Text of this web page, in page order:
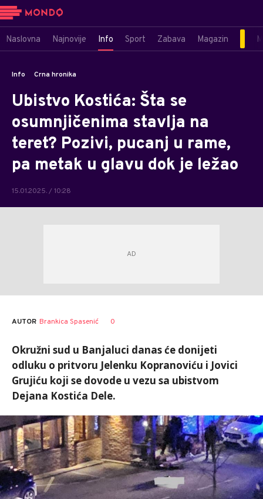
Naslovna Najnovije Info Sport Zabava Magazin
Info Crna hronika
Ubistvo Kostića: Šta se
osumnjičenima stavlja na
teret? Pozivi, pucanj u rame,
pa metak u glavu dok je ležao
15.01.2025. / 10:28
AUTOR Brankica Spasenić 0
Okružni sud u Banjaluci danas će donijeti
odluku o pritvoru Jelenku Kopranoviću i Jovici
Grujiću koji se dovode u vezu sa ubistvom
Dejana Kostića Dele.